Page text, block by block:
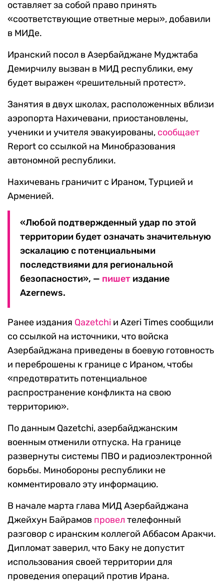
оставляет за собой право принять
«соответствующие ответные меры», добавили
в МИДе.
Иранский посол в Азербайджане Муджтаба
Демирчилу вызван в МИД республики, ему
будет выражен «решительный протест».
Занятия в двух школах, расположенных вблизи
аэропорта Нахичевани, приостановлены,
ученики и учителя эвакуированы, сообщает
Report со ссылкой на Минобразования
автономной республики.
Нахичевань граничит с Ираном, Турцией и
Арменией.
«Любой подтвержденный удар по этой
территории будет означать значительную
эскалацию с потенциальными
последствиями для региональной
безопасности», — пишет издание
Azernews.
Ранее издания Qazetchi и Azeri Times сообщили
со ссылкой на источники, что войска
Азербайджана приведены в боевую готовность
и переброшены к границе с Ираном, чтобы
«предотвратить потенциальное
распространение конфликта на свою
территорию».
По данным Qazetchi, азербайджанским
военным отменили отпуска. На границе
развернуты системы ПВО и радиоэлектронной
борьбы. Минобороны республики не
комментировало эту информацию.
В начале марта глава МИД Азербайджана
Джейхун Байрамов провел телефонный
разговор с иранским коллегой Аббасом Аракчи.
Дипломат заверил, что Баку не допустит
использования своей территории для
проведения операций против Ирана.